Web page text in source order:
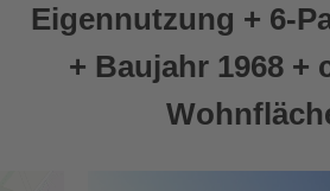
Eigennutzung + 6-
+ Baujahr 1968 +